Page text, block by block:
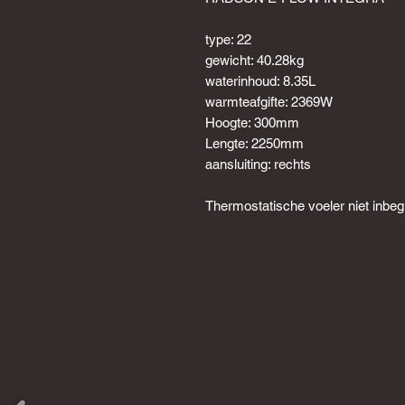
type: 22
gewicht: 40.28kg
waterinhoud: 8.35L
warmteafgifte: 2369W
Hoogte: 300mm
Lengte: 2250mm
aansluiting: rechts
Thermostatische voeler niet